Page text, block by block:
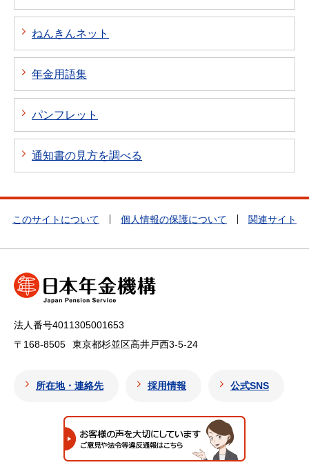
ねんきんネット
年金用語集
パンフレット
通知書の見方を調べる
このサイトについて 個人情報の保護について 関連サイト
法人番号4011305001653
〒168-8505
東京都杉並区高井戸西3-5-24
所在地・連絡先 採用情報 公式SNS